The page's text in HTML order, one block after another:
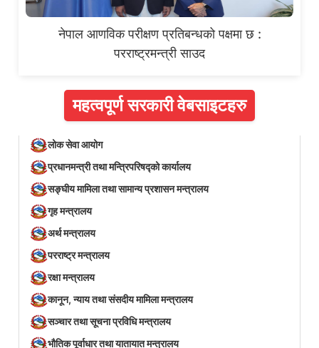
नेपाल आणविक परीक्षण प्रतिबन्धको पक्षमा छ :
परराष्ट्रमन्त्री साउद
महत्वपूर्ण सरकारी वेबसाइटहरु
लोक सेवा आयोग
प्रधानमन्त्री तथा मन्त्रिपरिषद्को कार्यालय
सङ्घीय मामिला तथा सामान्य प्रशासन मन्त्रालय
गृह मन्त्रालय
अर्थ मन्त्रालय
परराष्ट्र मन्त्रालय
रक्षा मन्त्रालय
कानून, न्याय तथा संसदीय मामिला मन्त्रालय
सञ्‍चार तथा सूचना प्रविधि मन्त्रालय
भौतिक पूर्वाधार तथा यातायात मन्त्रालय